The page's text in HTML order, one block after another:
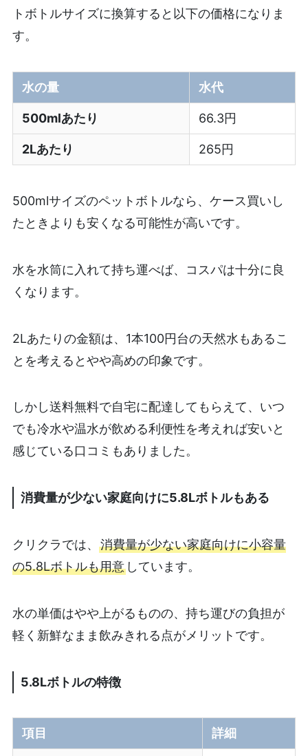
トボトルサイズに換算すると以下の価格になりま
す。
水の量 水代
500mlあたり 66.3円
2Lあたり 265円
500mlサイズのペットボトルなら、ケース買いし
たときよりも安くなる可能性が高いです。
水を水筒に入れて持ち運べば、コスパは十分に良
くなります。
2Lあたりの金額は、1本100円台の天然水もあるこ
とを考えるとやや高めの印象です。
しかし送料無料で自宅に配達してもらえて、いつ
でも冷水や温水が飲める利便性を考えれば安いと
感じている口コミもありました。
消費量が少ない家庭向けに5.8Lボトルもある
クリクラでは、 消費量が少ない家庭向けに小容量
の5.8Lボトルも用意しています。
水の単価はやや上がるものの、持ち運びの負担が
軽く新鮮なまま飲みきれる点がメリットです。
5.8Lボトルの特徴
項目 詳細